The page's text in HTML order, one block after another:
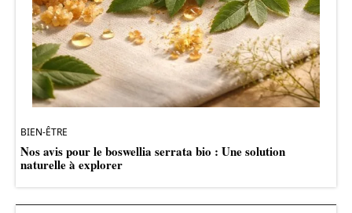
BIEN-ÊTRE
Nos avis pour le boswellia serrata bio : Une solution
naturelle à explorer